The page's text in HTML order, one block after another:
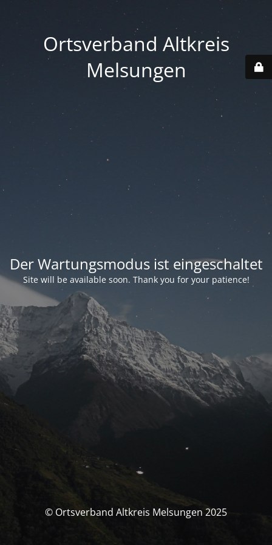
Ortsverband Altkreis
Melsungen
Der Wartungsmodus ist eingeschaltet
Site will be available soon. Thank you for your patience!
© Ortsverband Altkreis Melsungen 2025